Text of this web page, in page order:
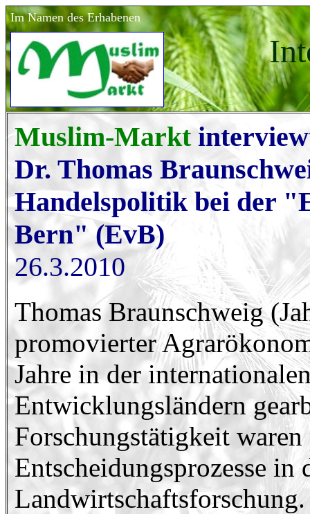
Im Namen des Erhabenen
Muslim-Markt
Dr. Thomas
Handelspolitik bei der
Bern" (EvB)
26.3.2010
Thomas Braunschweig
promovierter
Jahre in der
Entwicklungsländern
Forschungstätigkeit
Entscheidungsprozesse in
Landwirtschaftsforschung.